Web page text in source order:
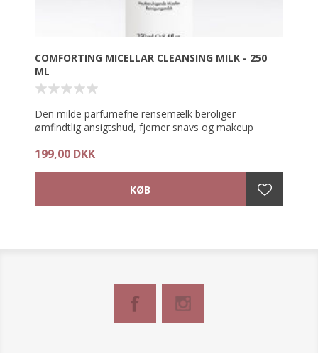
COMFORTING MICELLAR CLEANSING MILK - 250
ML
Den milde parfumefrie rensemælk beroliger
ømfindtlig ansigtshud, fjerner snavs og makeup
som din hud vil elske! Den ultralette og blide tekstur
er velegnet til sensibel ansigtshud.
Den særdeles milde receptur med miceller udvundet
Rensemælken anvendes morgen og aften i ansigtet
og på hals og dekolleté, emulgeres op med vand og
199,00 DKK